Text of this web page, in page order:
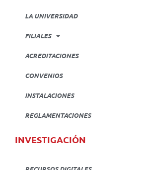
LA UNIVERSIDAD
FILIALES
ACREDITACIONES
CONVENIOS
INSTALACIONES
REGLAMENTACIONES
INVESTIGACIÓN